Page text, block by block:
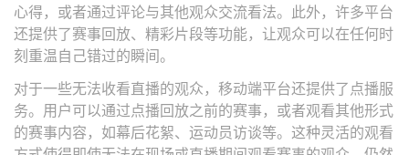
心得，或者通过评论与其他观众交流看法。此外，许多平台
还提供了赛事回放、精彩片段等功能，让观众可以在任何时
刻重温自己错过的瞬间。
对于一些无法收看直播的观众，移动端平台还提供了点播服
务。用户可以通过点播回放之前的赛事，或者观看其他形式
的赛事内容，如幕后花絮、运动员访谈等。这种灵活的观看